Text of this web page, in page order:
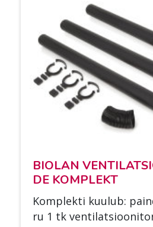
BIO­LAN
DE KOMPLEKT
Komplek­ti kuu­lub:
ru 1 tk